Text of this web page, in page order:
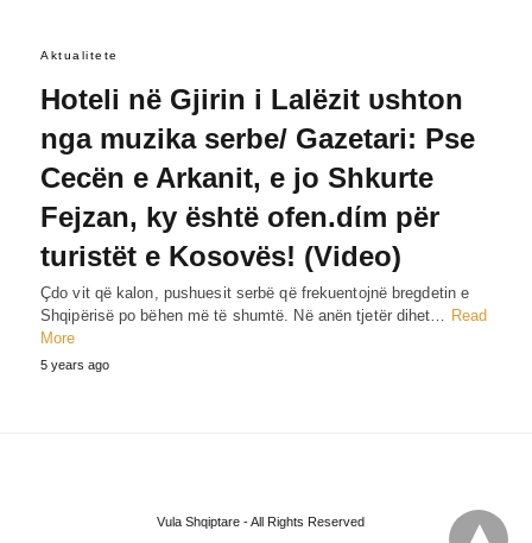
Aktualitete
Hoteli në Gjirin i Lalëzit υshton
nga muzika serbe/ Gazetari: Pse
Cecën e Arkanit, e jo Shkurte
Fejzan, ky është ofen.dίm për
turistët e Kosovës! (Video)
Çdo vit që kalon, pushuesit serbë që frekuentojnë bregdetin e
Shqipërisë po bëhen më të shumtë. Në anën tjetër dihet… Read
More
5 years ago
Vula Shqiptare - All Rights Reserved